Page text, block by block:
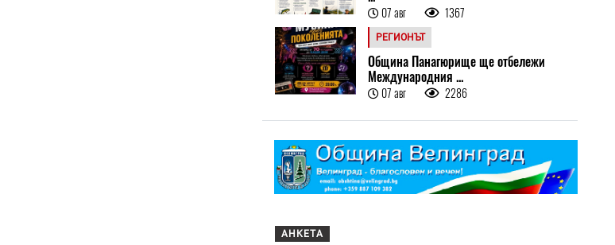
07 авг 1367
РЕГИОНЪТ
Община Панагюрище ще отбележи
Международния ...
07 авг 2286
АНКЕТА